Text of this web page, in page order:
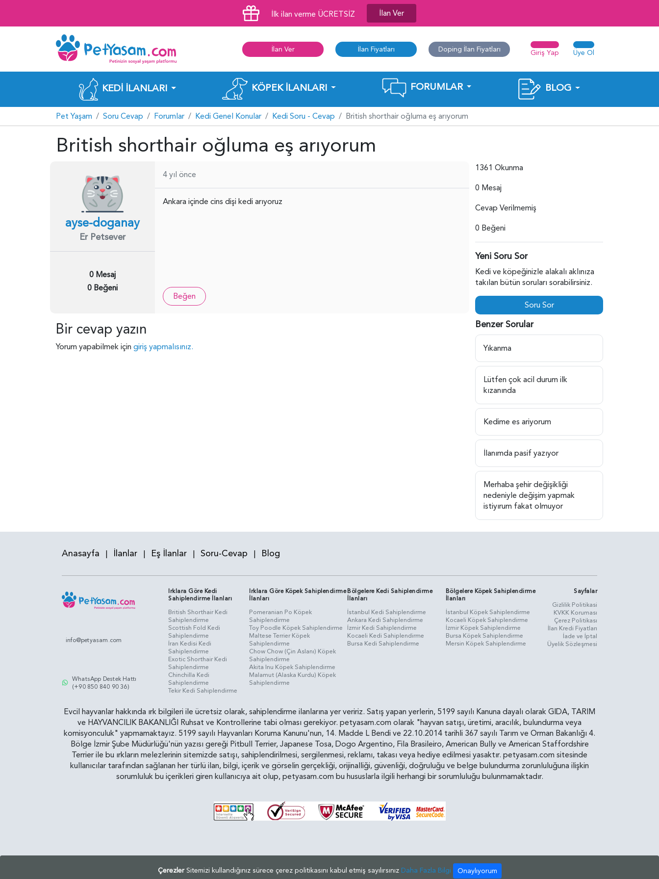
İlk ilan verme ÜCRETSİZ İlan Ver
İlan Ver İlan Fiyatları Doping İlan Fiyatları Giriş Yap Üye Ol
KEDI İLANLARI KÖPEK İLANLARI FORUMLAR BLOG
Çerezler Sitemizi kullandığınız sürece çerez politikasını kabul etmiş sayılırsınız Daha Fazla Bilgi Onaylıyorum
Pet Yaşam Soru Cevap Forumlar Kedi Genel Konular Kedi Soru - Cevap British shorthair oğluma eş arıyorum
British shorthair oğluma eş arıyorum
ayse-doganay
Er Petsever
0 Mesaj
0 Beğeni
4 yıl önce
Ankara içinde cins dişi kedi arıyoruz
Beğen
Bir cevap yazın
Yorum yapabilmek için giriş yapmalısınız.
1361 Okunma
0 Mesaj
Cevap Verilmemiş
0 Beğeni
Yeni Soru Sor
Kedi ve köpeğinizle alakalı aklınıza
takılan bütün soruları sorabilirsiniz.
Soru Sor
Benzer Sorular
Yıkanma
Lütfen çok acil durum ilk
kızanında
Kedime es ariyorum
İlanımda pasif yazıyor
Merhaba şehir değişikliği
nedeniyle değişim yapmak
istiyırum fakat olmuyor
Anasayfa | İlanlar | Eş İlanlar | Soru-Cevap | Blog
info@petyasam.com
WhatsApp Destek Hattı
(+90 850 840 90 36)
Irklara Göre Kedi
Sahiplendirme İlanları
British Shorthair Kedi
Sahiplendirme
Scottish Fold Kedi
Sahiplendirme
İran Kedisi Kedi
Sahiplendirme
Exotic Shorthair Kedi
Sahiplendirme
Chinchilla Kedi
Sahiplendirme
Tekir Kedi Sahiplendirme
Irklara Göre Köpek Sahiplendirme
İlanları
Pomeranian Po Köpek
Sahiplendirme
Toy Poodle Köpek Sahiplendirme
Maltese Terrier Köpek
Sahiplendirme
Chow Chow (Çin Aslanı) Köpek
Sahiplendirme
Akita Inu Köpek Sahiplendirme
Malamut (Alaska Kurdu) Köpek
Sahiplendirme
Bölgelere Kedi Sahiplendirme
İlanları
İstanbul Kedi Sahiplendirme
Ankara Kedi Sahiplendirme
İzmir Kedi Sahiplendirme
Kocaeli Kedi Sahiplendirme
Bursa Kedi Sahiplendirme
Bölgelere Köpek Sahiplendirme
İlanları
İstanbul Köpek Sahiplendirme
Kocaeli Köpek Sahiplendirme
İzmir Köpek Sahiplendirme
Bursa Köpek Sahiplendirme
Mersin Köpek Sahiplendirme
Sayfalar
Gizlilik Politikasi
KVKK Koruması
Çerez Politikası
İlan Kredi Fiyatları
İade ve İptal
Üyelik Sözleşmesi
Evcil hayvanlar hakkında ırk bilgileri ile ücretsiz olarak, sahiplendirme ilanlarına yer veririz. Satış yapan yerlerin, 5199 sayılı Kanuna dayalı olarak GIDA, TARIM
ve HAYVANCILIK BAKANLIĞI Ruhsat ve Kontrollerine tabi olması gerekiyor. petyasam.com olarak "hayvan satışı, üretimi, aracılık, bulundurma veya
komisyonculuk" yapmamaktayız. 5199 sayılı Hayvanları Koruma Kanunu'nun, 14. Madde L Bendi ve 22.10.2014 tarihli 367 sayılı Tarım ve Orman Bakanlığı 4.
Bölge İzmir Şube Müdürlüğü'nün yazısı gereği Pitbull Terrier, Japanese Tosa, Dogo Argentino, Fila Brasileiro, American Bully ve American Staffordshire
Terrier ile bu ırkların melezlerinin sitemizde satışı, sahiplendirilmesi, sergilenmesi, reklamı, takası veya hediye edilmesi yasaktır. petyasam.com sitesinde
kullanıcılar tarafından sağlanan her türlü ilan, bilgi, içerik ve görselin gerçekliği, orijinalliği, güvenliği, doğruluğu ve belge bulundurma zorunluluğuna ilişkin
sorumluluk bu içerikleri giren kullanıcıya ait olup, petyasam.com bu hususlarla ilgili herhangi bir sorumluluğu bulunmamaktadır.
© 2019 - 2026 Petyasam - Tüm Hakları Saklıdır.